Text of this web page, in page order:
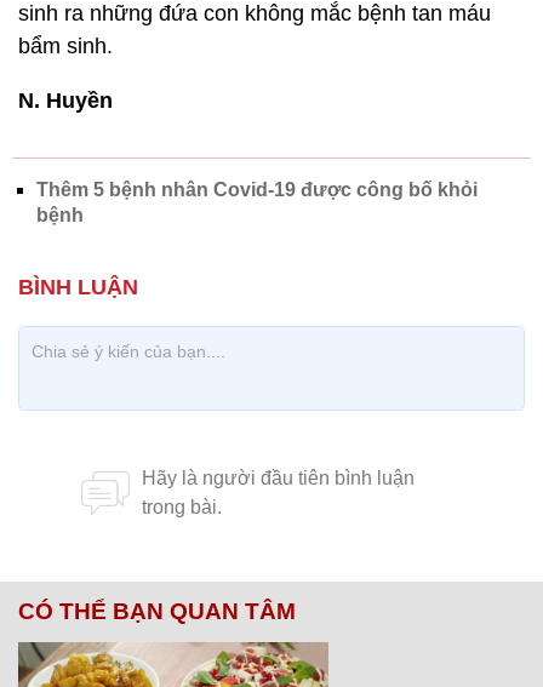
sinh ra những đứa con không mắc bệnh tan máu
bẩm sinh.
N. Huyền
Thêm 5 bệnh nhân Covid-19 được công bố khỏi
bệnh
CÓ THỂ BẠN QUAN TÂM